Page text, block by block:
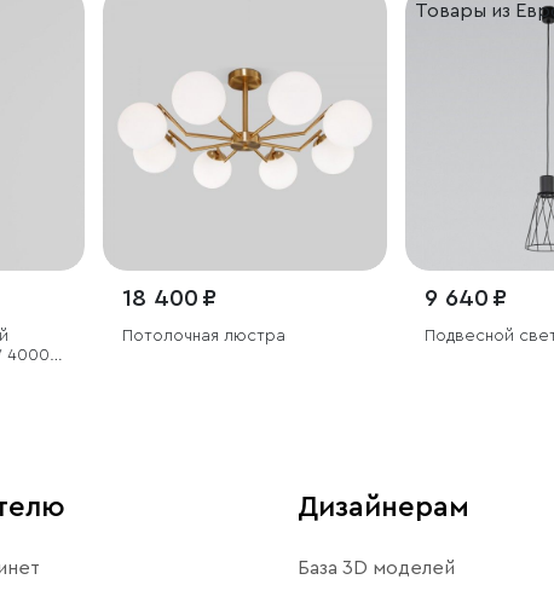
4000K
18 400 ₽
Потолочная люстра
Товары из
9 640 ₽
Подвесной
Дизайнерам
База 3D моделей